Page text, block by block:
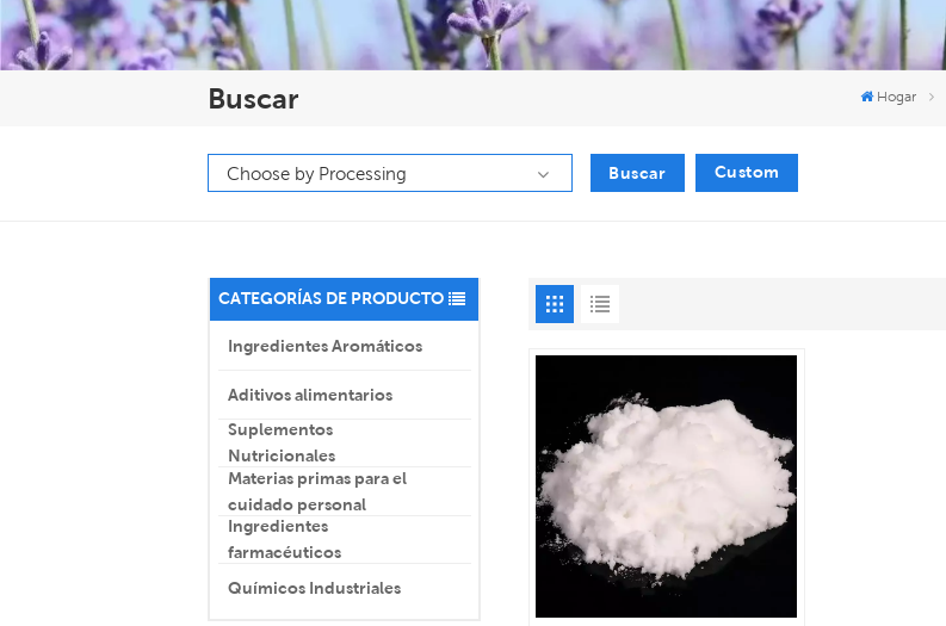
Buscar Hogar
Buscar Custom
CATEGORÍAS DE PRODUCTO
Ingredientes Aromáticos
Aditivos alimentarios
Suplementos
Nutricionales
Materias primas para el
cuidado personal
Ingredientes
farmacéuticos
Químicos Industriales